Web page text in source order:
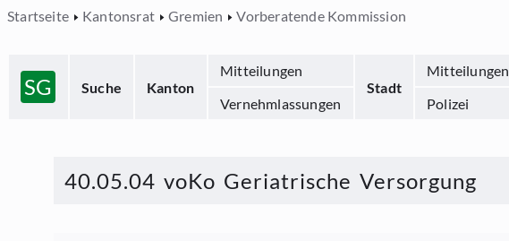
Startseite Kantonsrat Gremien Vorberatende Kommission
SG Suche Kanton
Mitteilungen
Stadt
Mitteilungen
Vernehmlassungen
Polizei
40.05.04 voKo Geriatrische Versorgung